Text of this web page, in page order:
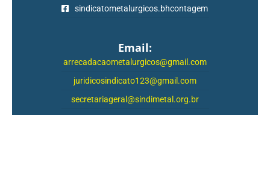
sindicatometalurgicos.bhcontagem
Email:
arrecadacaometalurgicos@gmail.com
juridicosindicato123@gmail.com
secretariageral@sindimetal.org.br